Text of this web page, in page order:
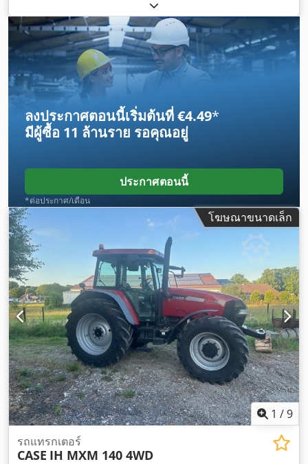
ลงประกาศตอนนี้เริ่มต้นที่ €4.49*
มีผู้ซื้อ 11 ล้านราย รอคุณอยู่
ประกาศตอนนี้
*ต่อประกาศ/เดือน
โฆษณาขนาดเล็ก
1 /9
รถแทรกเตอร์
CASE IH MXM 140 4WD